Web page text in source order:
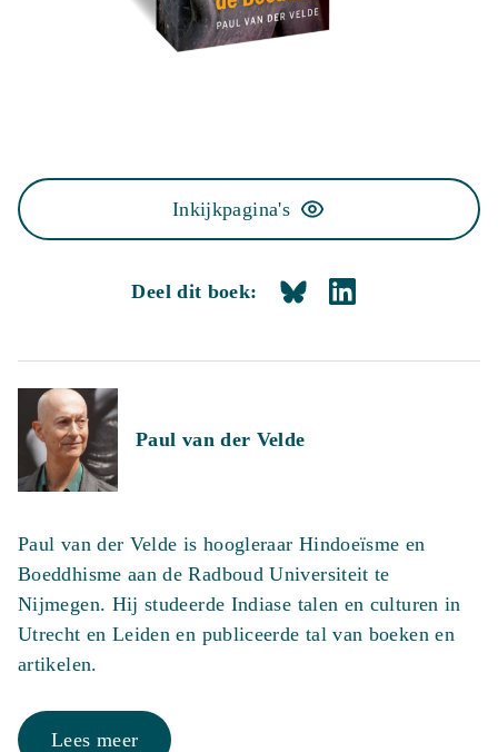
Inkijkpagina's
Deel dit boek:
Paul van der Velde
Paul van der Velde is hoogleraar Hindoeïsme en
Boeddhisme aan de Radboud Universiteit te
Nijmegen. Hij studeerde Indiase talen en culturen in
Utrecht en Leiden en publiceerde tal van boeken en
artikelen.
Lees meer